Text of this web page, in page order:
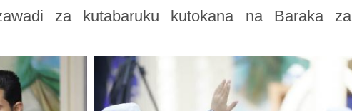
za kutabaruku kutokana na Baraka za